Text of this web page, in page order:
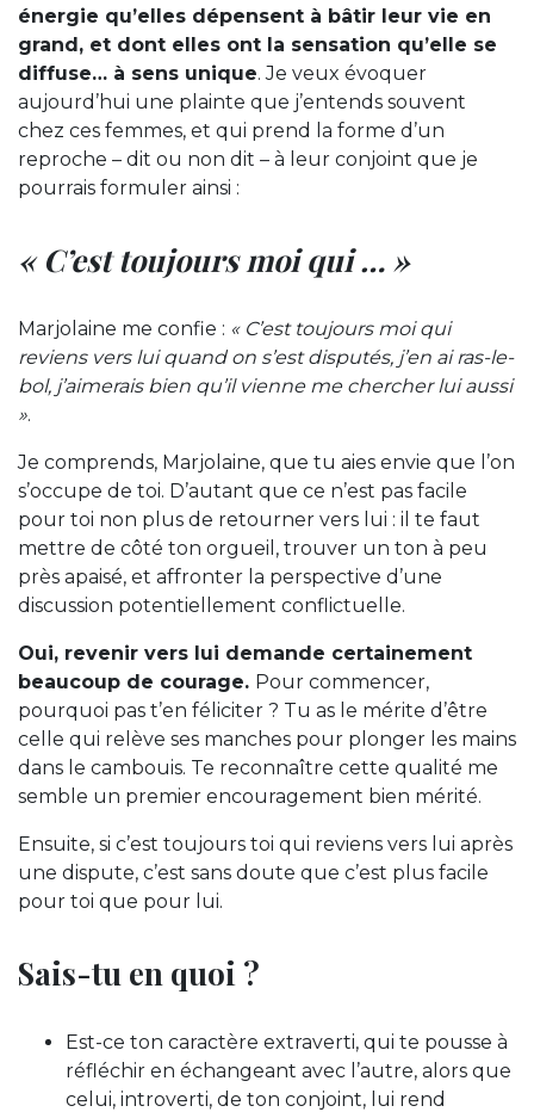
énergie qu’elles dépensent à bâtir leur vie en
grand, et dont elles ont la sensation qu’elle se
diffuse… à sens unique. Je veux évoquer
aujourd’hui une plainte que j’entends souvent
chez ces femmes, et qui prend la forme d’un
reproche – dit ou non dit – à leur conjoint que je
pourrais formuler ainsi :
« C’est toujours moi qui … »
Marjolaine me confie : « C’est toujours moi qui
reviens vers lui quand on s’est disputés, j’en ai ras-le-
bol, j’aimerais bien qu’il vienne me chercher lui aussi
».
Je comprends, Marjolaine, que tu aies envie que l’on
s’occupe de toi. D’autant que ce n’est pas facile
pour toi non plus de retourner vers lui : il te faut
mettre de côté ton orgueil, trouver un ton à peu
près apaisé, et affronter la perspective d’une
discussion potentiellement conflictuelle.
Oui, revenir vers lui demande certainement
beaucoup de courage. Pour commencer,
pourquoi pas t’en féliciter ? Tu as le mérite d’être
celle qui relève ses manches pour plonger les mains
dans le cambouis. Te reconnaître cette qualité me
semble un premier encouragement bien mérité.
Ensuite, si c’est toujours toi qui reviens vers lui après
une dispute, c’est sans doute que c’est plus facile
pour toi que pour lui.
Sais-tu en quoi ?
Est-ce ton caractère extraverti, qui te pousse à
réfléchir en échangeant avec l’autre, alors que
celui, introverti, de ton conjoint, lui rend